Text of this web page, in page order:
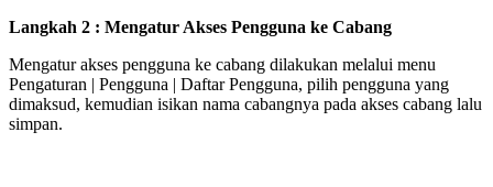
Langkah 2 : Mengatur Akses Pengguna ke Cabang
Mengatur akses pengguna ke cabang dilakukan melalui menu
Pengaturan | Pengguna | Daftar Pengguna, pilih pengguna yang
dimaksud, kemudian isikan nama cabangnya pada akses cabang lalu
simpan.